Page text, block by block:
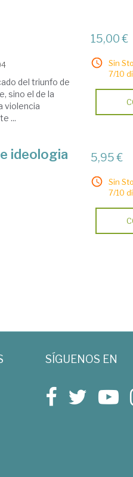
del triunfo de
sino el de la
violencia
...
15,00 €
Sin
7/10
ideologia 5,95 €
Sin
7/10
SÍGUENOS EN